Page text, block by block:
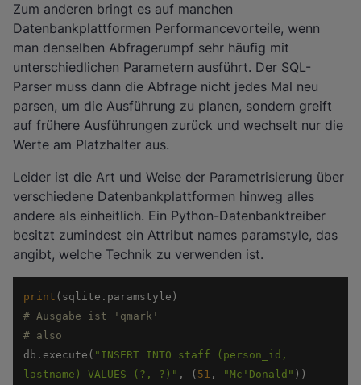
Zum anderen bringt es auf manchen
Datenbankplattformen Performancevorteile, wenn
man denselben Abfragerumpf sehr häufig mit
unterschiedlichen Parametern ausführt. Der SQL-
Parser muss dann die Abfrage nicht jedes Mal neu
parsen, um die Ausführung zu planen, sondern greift
auf frühere Ausführungen zurück und wechselt nur die
Werte am Platzhalter aus.
Leider ist die Art und Weise der Parametrisierung über
verschiedene Datenbankplattformen hinweg alles
andere als einheitlich. Ein Python-Datenbanktreiber
besitzt zumindest ein Attribut names paramstyle, das
angibt, welche Technik zu verwenden ist.
print
# Ausgabe ist 'qmark'
# also
db.execute( "INSERT INTO staff (person_id,
lastname) VALUES (?, ?)" , ( 51 , "Mc'Donald" ))